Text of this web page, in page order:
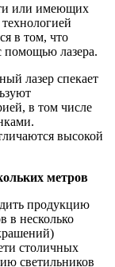
или имеющих
в том, что
помощью лазера.
лазер спекает
в том числе
высокой
метров
продукцию
в несколько
столичных
светильников